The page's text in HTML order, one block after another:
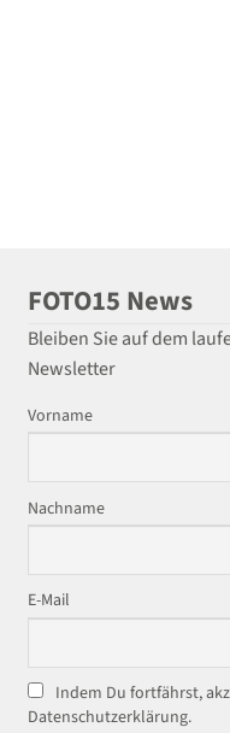
FOTO15 News
Bleiben Sie auf dem
Newsletter
Vorname
Nachname
E-Mail
Indem Du fortfährst,
Datenschutzerklärung.